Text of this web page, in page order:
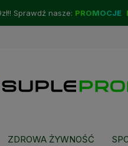
Sprawdź nasze: PROMOCJE
ZDROWA ŻYWNOŚĆ